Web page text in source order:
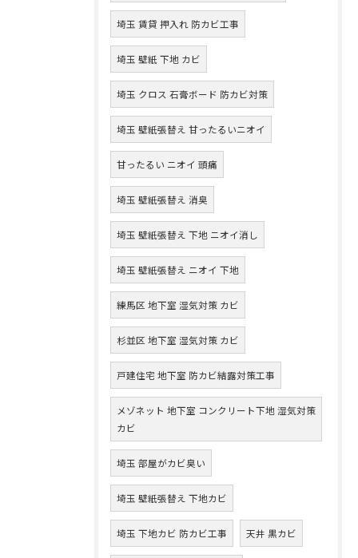
埼玉 賃貸 押入れ 防カビ工事
埼玉 壁紙 下地 カビ
埼玉 クロス 石膏ボード 防カビ対策
埼玉 壁紙張替え 甘ったるいニオイ
甘ったるい ニオイ 頭痛
埼玉 壁紙張替え 消臭
埼玉 壁紙張替え 下地 ニオイ消し
埼玉 壁紙張替え ニオイ 下地
練馬区 地下室 湿気対策 カビ
杉並区 地下室 湿気対策 カビ
戸建住宅 地下室 防カビ結露対策工事
メゾネット 地下室 コンクリート下地 湿気対策
カビ
埼玉 部屋がカビ臭い
埼玉 壁紙張替え 下地カビ
埼玉 下地カビ 防カビ工事 天井 黒カビ